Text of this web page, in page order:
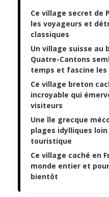
Ce village secret de
les voyageurs et
classiques
Un village suisse au
Quatre-Cantons
temps et fascine
Ce village breton
incroyable qui
visiteurs
Une île grecque
plages idylliques
touristique
Ce village caché en
monde entier et
bientôt